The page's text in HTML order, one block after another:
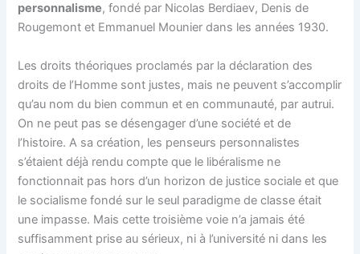
personnalisme, fondé par Nicolas Berdiaev, Denis de
Rougemont et Emmanuel Mounier dans les années 1930.
Les droits théoriques proclamés par la déclaration des
droits de l’Homme sont justes, mais ne peuvent s’accomplir
qu’au nom du bien commun et en communauté, par autrui.
On ne peut pas se désengager d’une société et de
l’histoire. A sa création, les penseurs personnalistes
s’étaient déjà rendu compte que le libéralisme ne
fonctionnait pas hors d’un horizon de justice sociale et que
le socialisme fondé sur le seul paradigme de classe était
une impasse. Mais cette troisième voie n’a jamais été
suffisamment prise au sérieux, ni à l’université ni dans les